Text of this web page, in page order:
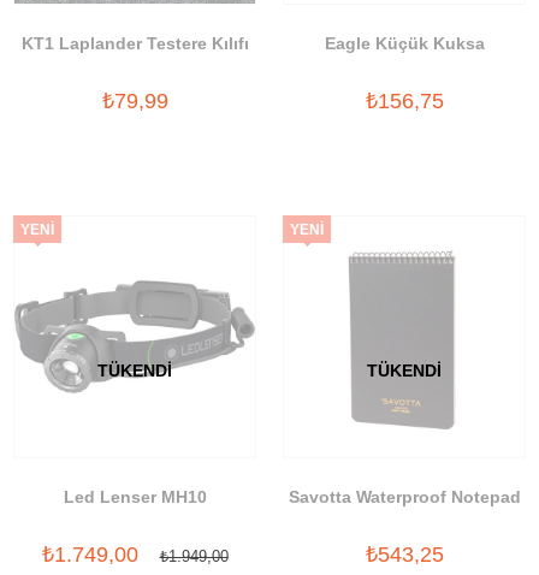
KT1 Laplander Testere Kılıfı
₺79,99
Eagle Küçük Kuksa
₺156,75
TÜKENDI
Led Lenser MH10
₺1.749,00 ₺1.949,00
YENI
TÜKENDI
Savotta Waterproof Notepad
₺543,25
YENI